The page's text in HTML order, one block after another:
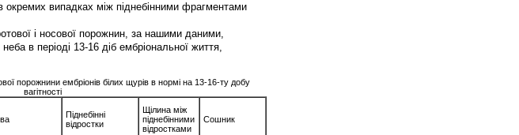
випадках між піднебінними фрагментами
і носової порожнин, за нашими даними,
в періоді 13-16 діб ембріональної життя,
порожнини ембріонів білих щурів в нормі на 13-16-ту добу
вагітності
Піднебінні
відростки
Щілина між
піднебінними
відростками
Сошник